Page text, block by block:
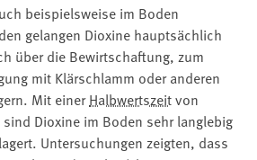
beispielsweise im Boden
gelangen Dioxine hauptsächlich
über die Bewirtschaftung, zum
mit Klärschlamm oder anderen
Mit einerHalbwertszeitvon
sind Dioxine im Boden sehr langlebig
Untersuchungen zeigten, dass